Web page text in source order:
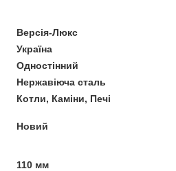
Версія-Люкс
Україна
Одностінний
Нержавіюча сталь
Котли, Каміни, Печі
Новий
110 мм